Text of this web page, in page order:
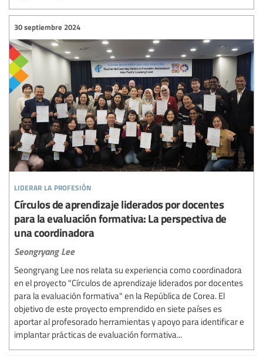
liderar la profesión
30 septiembre 2024
Círculos de aprendizaje liderados por docentes
para la evaluación formativa: La perspectiva de
una coordinadora
Seongryang Lee
Seongryang Lee nos relata su experiencia como coordinadora
en el proyecto "Círculos de aprendizaje liderados por docentes
para la evaluación formativa" en la República de Corea. El
objetivo de este proyecto emprendido en siete países es
aportar al profesorado herramientas y apoyo para identificar e
implantar prácticas de evaluación formativa...